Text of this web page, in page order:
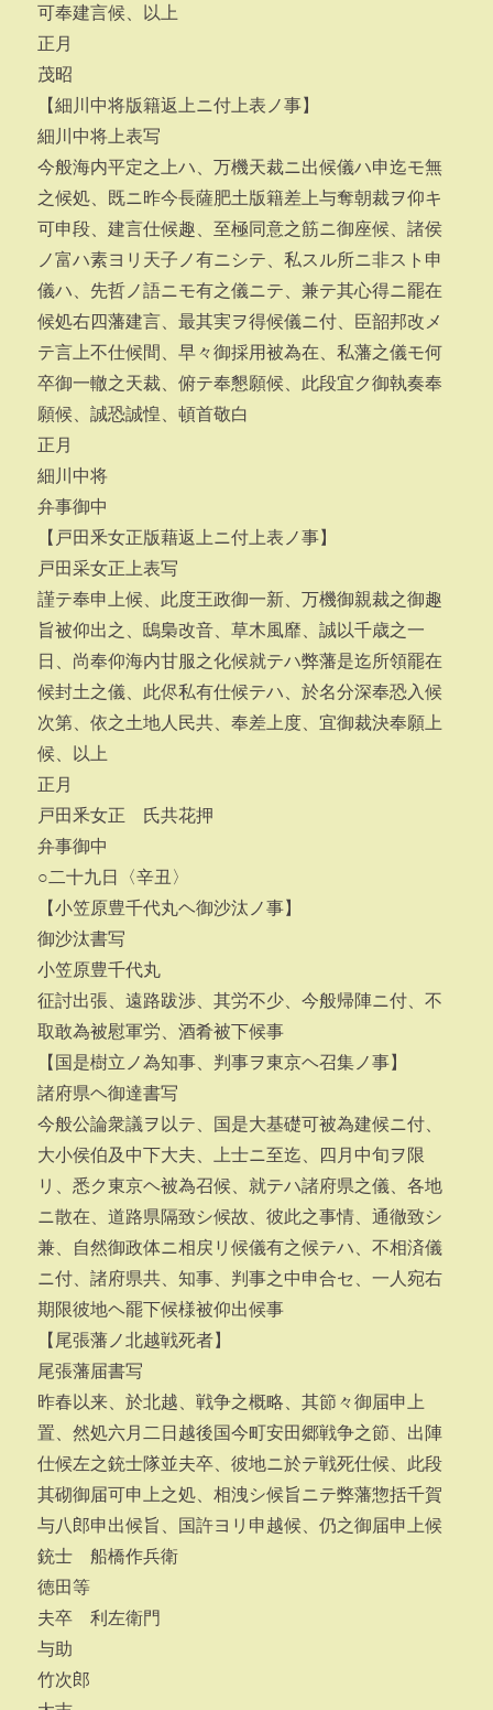
可奉建言候、以上
正月
茂昭
【細川中将版籍返上ニ付上表ノ事】
細川中将上表写
今般海内平定之上ハ、万機天裁ニ出候儀ハ申迄モ無
之候処、既ニ昨今長薩肥土版籍差上与奪朝裁ヲ仰キ
可申段、建言仕候趣、至極同意之筋ニ御座候、諸侯
ノ富ハ素ヨリ天子ノ有ニシテ、私スル所ニ非スト申
儀ハ、先哲ノ語ニモ有之儀ニテ、兼テ其心得ニ罷在
候処右四藩建言、最其実ヲ得候儀ニ付、臣韶邦改メ
テ言上不仕候間、早々御採用被為在、私藩之儀モ何
卒御一轍之天裁、俯テ奉懇願候、此段宜ク御執奏奉
願候、誠恐誠惶、頓首敬白
正月
細川中将
弁事御中
【戸田釆女正版藉返上ニ付上表ノ事】
戸田采女正上表写
謹テ奉申上候、此度王政御一新、万機御親裁之御趣
旨被仰出之、鴟梟改音、草木風靡、誠以千歳之一
日、尚奉仰海内甘服之化候就テハ弊藩是迄所領罷在
候封土之儀、此侭私有仕候テハ、於名分深奉恐入候
次第、依之土地人民共、奉差上度、宜御裁決奉願上
候、以上
正月
戸田釆女正 氏共花押
弁事御中
○二十九日〈辛丑〉
【小笠原豊千代丸ヘ御沙汰ノ事】
御沙汰書写
小笠原豊千代丸
征討出張、遠路跋渉、其労不少、今般帰陣ニ付、不
取敢為被慰軍労、酒肴被下候事
【国是樹立ノ為知事、判事ヲ東京ヘ召集ノ事】
諸府県ヘ御達書写
今般公論衆議ヲ以テ、国是大基礎可被為建候ニ付、
大小侯伯及中下大夫、上士ニ至迄、四月中旬ヲ限
リ、悉ク東京ヘ被為召候、就テハ諸府県之儀、各地
ニ散在、道路県隔致シ候故、彼此之事情、通徹致シ
兼、自然御政体ニ相戻リ候儀有之候テハ、不相済儀
ニ付、諸府県共、知事、判事之中申合セ、一人宛右
期限彼地ヘ罷下候様被仰出候事
【尾張藩ノ北越戦死者】
尾張藩届書写
昨春以来、於北越、戦争之概略、其節々御届申上
置、然処六月二日越後国今町安田郷戦争之節、出陣
仕候左之銃士隊並夫卒、彼地ニ於テ戦死仕候、此段
其砌御届可申上之処、相洩シ候旨ニテ弊藩惣括千賀
与八郎申出候旨、国許ヨリ申越候、仍之御届申上候
銃士 船橋作兵衛
徳田等
夫卒 利左衛門
与助
竹次郎